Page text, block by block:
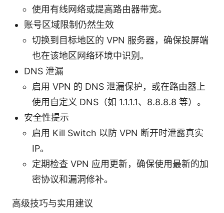
使用有线网络或提高路由器带宽。
账号区域限制仍然生效
切换到目标地区的 VPN 服务器，确保投屏端
也在该地区网络环境中识别。
DNS 泄漏
启用 VPN 的 DNS 泄漏保护，或在路由器上
使用自定义 DNS（如 1.1.1.1、8.8.8.8 等）。
安全性提示
启用 Kill Switch 以防 VPN 断开时泄露真实
IP。
定期检查 VPN 应用更新，确保使用最新的加
密协议和漏洞修补。
高级技巧与实用建议